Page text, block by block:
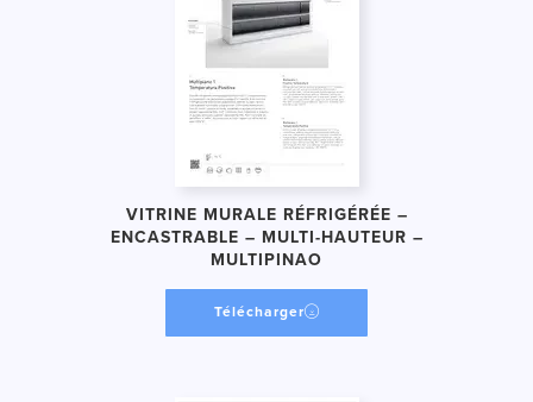
VITRINE MURALE RÉFRIGÉRÉE –
ENCASTRABLE – MULTI-HAUTEUR –
MULTIPINAO
Télécharger